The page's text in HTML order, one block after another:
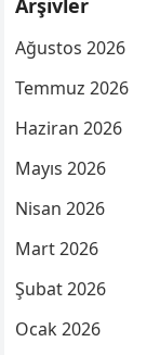
Arşivler
Ağustos 2026
Temmuz 2026
Haziran 2026
Mayıs 2026
Nisan 2026
Mart 2026
Şubat 2026
Ocak 2026